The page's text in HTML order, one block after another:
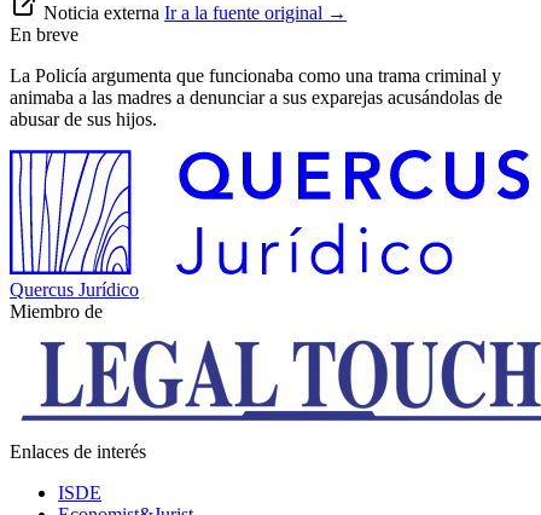
Noticia externa Ir a la fuente original →
En breve
La Policía argumenta que funcionaba como una trama criminal y
animaba a las madres a denunciar a sus exparejas acusándolas de
abusar de sus hijos.
Quercus Jurídico
Miembro de
Enlaces de interés
ISDE